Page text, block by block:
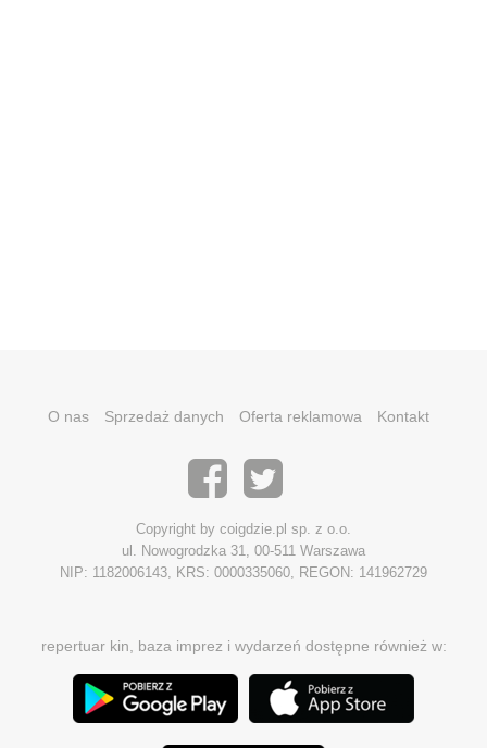
O nas Sprzedaż danych Oferta reklamowa Kontakt
Copyright by coigdzie.pl sp. z o.o.
ul. Nowogrodzka 31, 00-511 Warszawa
NIP: 1182006143, KRS: 0000335060, REGON: 141962729
repertuar kin, baza imprez i wydarzeń dostępne również w: